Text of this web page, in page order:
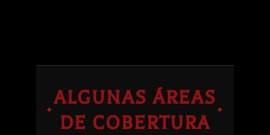
✦
ALGUNAS ÁREAS
DE COBERTURA
✦